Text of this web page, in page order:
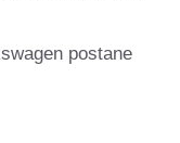
postane